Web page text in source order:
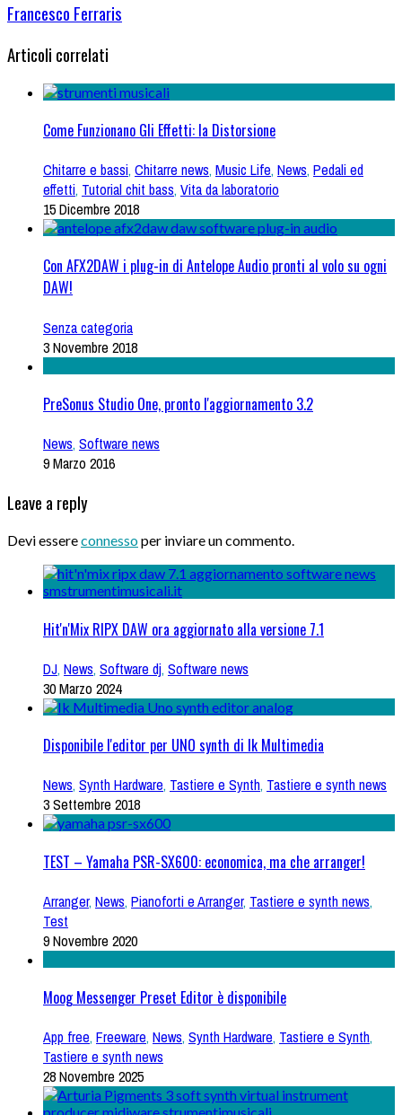
Francesco Ferraris
Articoli correlati
Come Funzionano Gli Effetti: la Distorsione
Chitarre e bassi, Chitarre news, Music Life, News, Pedali ed
effetti, Tutorial chit bass, Vita da laboratorio
15 Dicembre 2018
Con AFX2DAW i plug-in di Antelope Audio pronti al volo su ogni
DAW!
Senza categoria
3 Novembre 2018
PreSonus Studio One, pronto l'aggiornamento 3.2
News, Software news
9 Marzo 2016
Leave a reply
Devi essereconnessoper inviare un commento.
Hit'n'Mix RIPX DAW ora aggiornato alla versione 7.1
DJ, News, Software dj, Software news
30 Marzo 2024
Disponibile l'editor per UNO synth di Ik Multimedia
News, Synth Hardware, Tastiere e Synth, Tastiere e synth news
3 Settembre 2018
TEST – Yamaha PSR-SX600: economica, ma che arranger!
Arranger, News, Pianoforti e Arranger, Tastiere e synth news,
Test
9 Novembre 2020
Moog Messenger Preset Editor è disponibile
App free, Freeware, News, Synth Hardware, Tastiere e Synth,
Tastiere e synth news
28 Novembre 2025